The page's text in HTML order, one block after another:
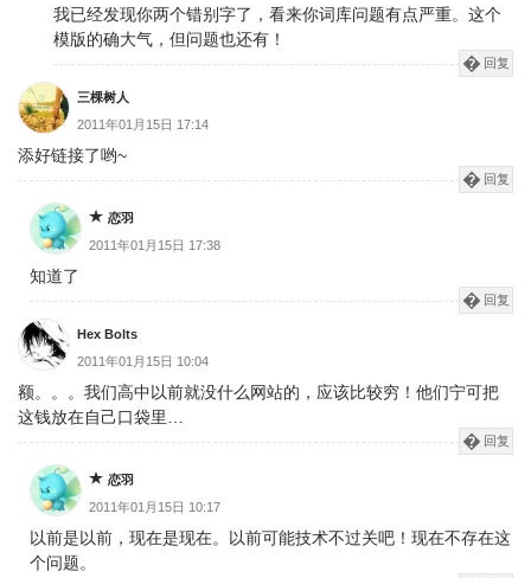
我已经发现你两个错别字了，看来你词库问题有点严重。这个
模版的确大气，但问题也还有！
回复
三棵树人
2011年01月15日 17:14
添好链接了哟~
回复
恋羽
2011年01月15日 17:38
知道了
回复
Hex Bolts
2011年01月15日 10:04
额。。。我们高中以前就没什么网站的，应该比较穷！他们宁可把
这钱放在自己口袋里…
回复
恋羽
2011年01月15日 10:17
以前是以前，现在是现在。以前可能技术不过关吧！现在不存在这
个问题。